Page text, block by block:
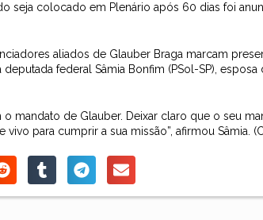
seja colocado em Plenário após 60 dias foi
aliados de Glauber Braga marcam
federal Sâmia Bonfim (PSol-SP), esposa
mandato de Glauber. Deixar claro que o seu
para cumprir a sua missão”, afirmou Sâmia. (